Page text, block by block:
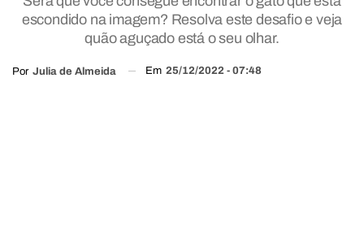
escondido na imagem? Resolva este desafio e veja
quão aguçado está o seu olhar.
Por Julia de Almeida Em 25/12/2022 - 07:48